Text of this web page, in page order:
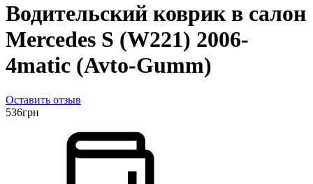
Водительский коврик в салон
Mercedes S (W221) 2006-
4matic (Avto-Gumm)
Оставить отзыв
536грн